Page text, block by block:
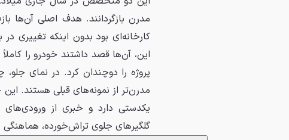
مدرن بازگردانند. هدف اصلی آن‌ها
کارخانه‌ای بود بدون اینکه تغییری
این، آن‌ها قصد داشتند خودرو را
مدرن‌تر از نمونه‌های قبلی هستند.
یکدستی دارد و خبری از
گلگیرهای جلوی تراش‌خورده، هماهنگی